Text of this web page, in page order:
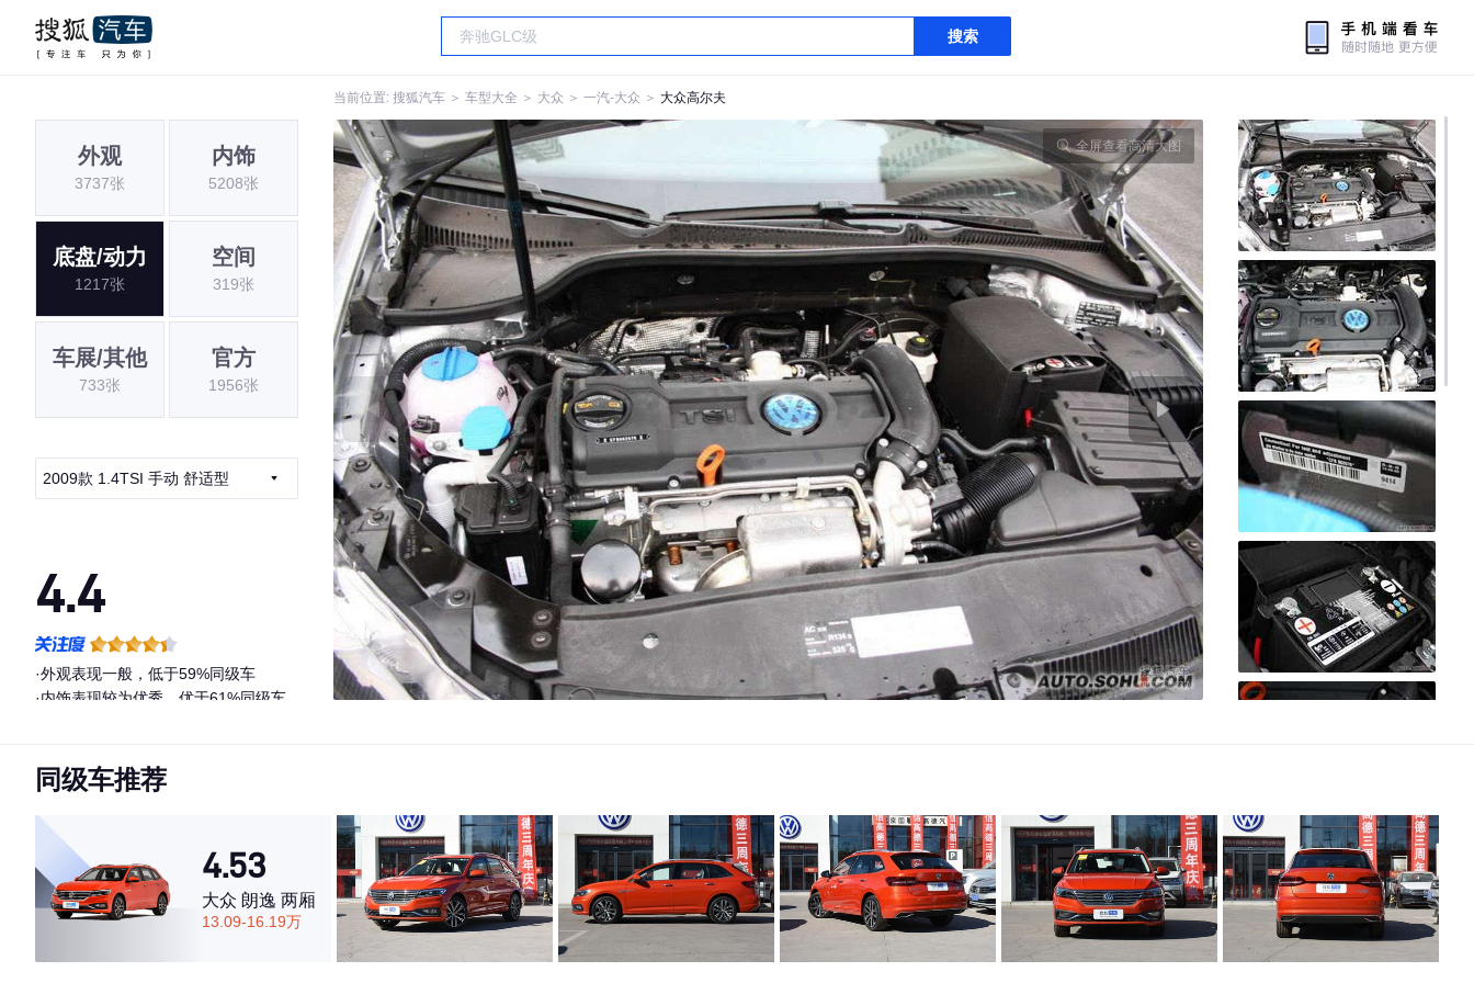
搜索
当前位置: 搜狐汽车 ＞ 车型大全 ＞ 大众 ＞ 一汽-大众 ＞ 大众高尔夫
外观
3737张
内饰
5208张
底盘/动力
1217张
空间
319张
车展/其他
733张
官方
1956张
2009款 1.4TSI 手动 舒适型
4.4
·外观表现一般，低于59%同级车
·内饰表现较为优秀，优于61%同级车
全屏查看高清大图
同级车推荐
4.53
大众 朗逸 两厢
13.09-16.19万